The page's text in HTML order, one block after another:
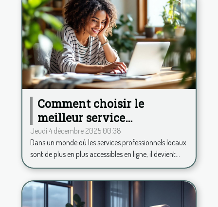
Comment choisir le
meilleur service
professionnel local en
ligne ?
Jeudi 4 décembre 2025 00:38
Dans un monde où les services professionnels locaux
sont de plus en plus accessibles en ligne, il devient...